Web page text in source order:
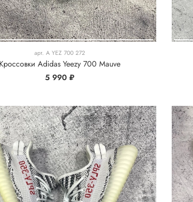
арт. A YEZ 700 272
Кроссовки Adidas Yeezy 700 Mauve
5 990 ₽